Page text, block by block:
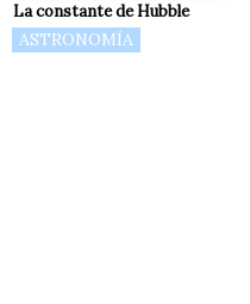
La constante de Hubble
ASTRONOMÍA